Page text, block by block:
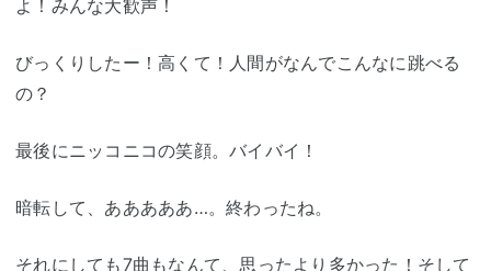
よ！みんな大歓声！
びっくりしたー！高くて！人間がなんでこんなに跳べる
の？
最後にニッコニコの笑顔。バイバイ！
暗転して、あああああ…。終わったね。
それにしても7曲もなんて、思ったより多かった！そして